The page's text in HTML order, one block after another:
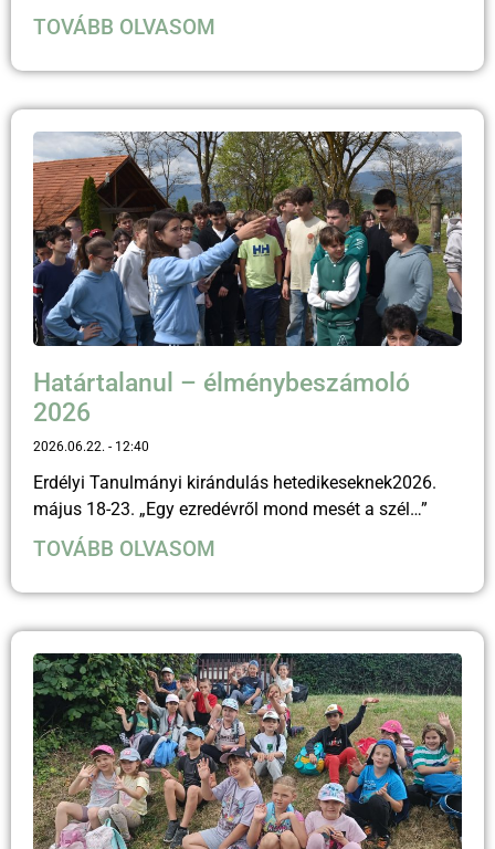
TOVÁBB OLVASOM
Határtalanul – élménybeszámoló
2026
2026.06.22. 12:40
Erdélyi Tanulmányi kirándulás hetedikeseknek2026.
május 18-23. „Egy ezredévről mond mesét a szél…”
TOVÁBB OLVASOM